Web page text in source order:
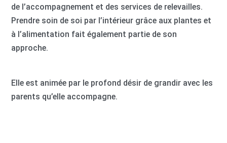
de l’accompagnement et des services de relevailles.
Prendre soin de soi par l’intérieur grâce aux plantes et
à l’alimentation fait également partie de son
approche.
Elle est animée par le profond désir de grandir avec les
parents qu’elle accompagne.